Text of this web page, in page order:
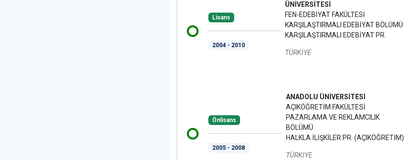
Lisans
2004 - 2010
ÜNİVERSİTESİ
FEN-EDEBİYAT FAKÜLTESİ
KARŞILAŞTIRMALI EDEBİYAT BÖLÜMÜ
KARŞILAŞTIRMALI EDEBİYAT PR.
TÜRKİYE
Önlisans
2005 - 2008
ANADOLU ÜNİVERSİTESİ
AÇIKÖĞRETİM FAKÜLTESİ
PAZARLAMA VE REKLAMCILIK
BÖLÜMÜ
HALKLA İLİŞKİLER PR. (AÇIKÖĞRETİM)
TÜRKİYE